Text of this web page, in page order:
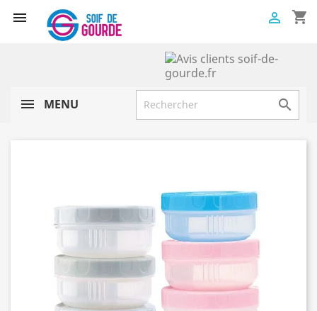
 shopping_cart

MENU 